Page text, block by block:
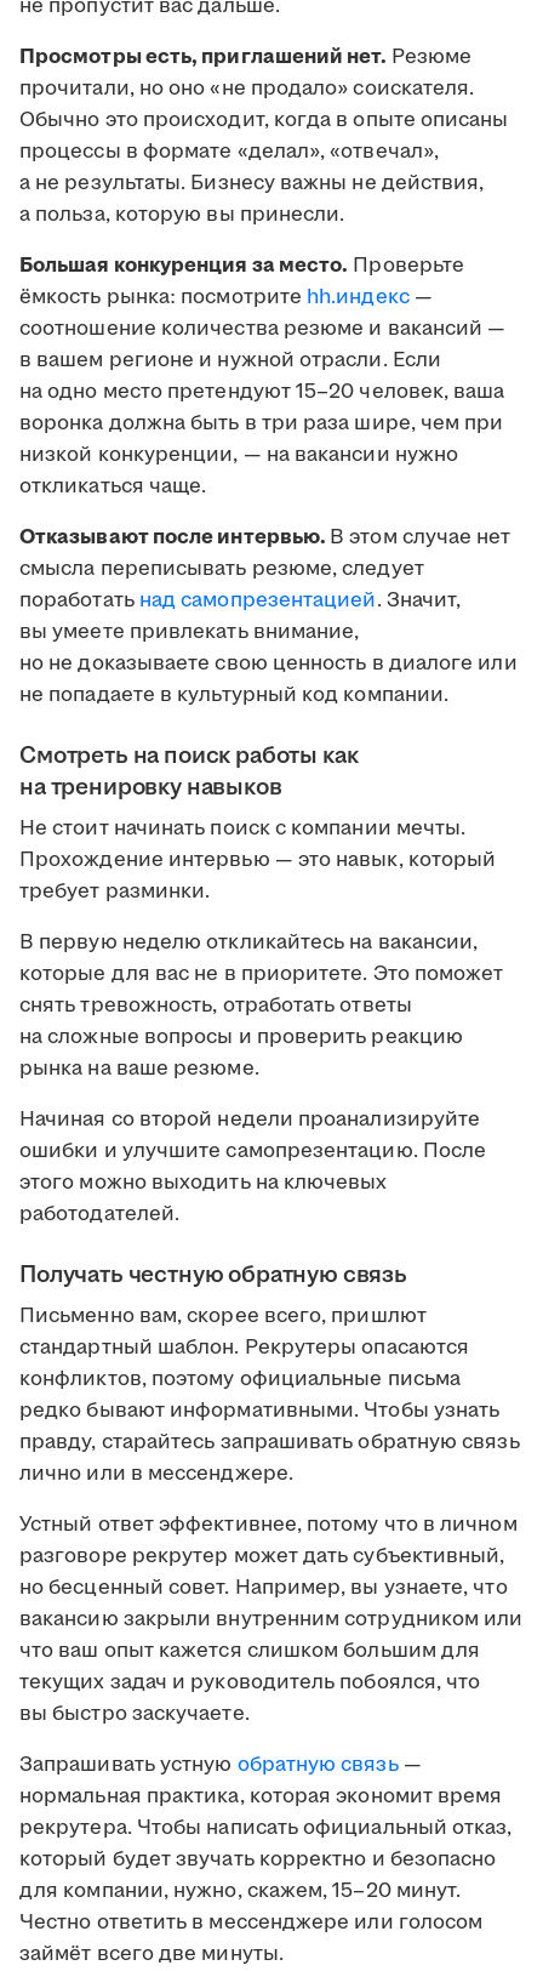
не пропустит вас дальше.
Просмотры есть, приглашений нет. Резюме
прочитали, но оно «не продало» соискателя.
Обычно это происходит, когда в опыте описаны
процессы в формате «делал», «отвечал»,
а не результаты. Бизнесу важны не действия,
а польза, которую вы принесли.
Большая конкуренция за место. Проверьте
ёмкость рынка: посмотрите hh.индекс—
соотношение количества резюме и вакансий —
в вашем регионе и нужной отрасли. Если
на одно место претендуют 15–20 человек, ваша
воронка должна быть в три раза шире, чем при
низкой конкуренции, — на вакансии нужно
откликаться чаще.
Отказывают после интервью. В этом случае нет
смысла переписывать резюме, следует
поработать над самопрезентацией. Значит,
вы умеете привлекать внимание,
но не доказываете свою ценность в диалоге или
не попадаете в культурный код компании.
Смотреть на поиск работы как
на тренировку навыков
Не стоит начинать поиск с компании мечты.
Прохождение интервью — это навык, который
требует разминки.
В первую неделю откликайтесь на вакансии,
которые для вас не в приоритете. Это поможет
снять тревожность, отработать ответы
на сложные вопросы и проверить реакцию
рынка на ваше резюме.
Начиная со второй недели проанализируйте
ошибки и улучшите самопрезентацию. После
этого можно выходить на ключевых
работодателей.
Получать честную обратную связь
Письменно вам, скорее всего, пришлют
стандартный шаблон. Рекрутеры опасаются
конфликтов, поэтому официальные письма
редко бывают информативными. Чтобы узнать
правду, старайтесь запрашивать обратную связь
лично или в мессенджере.
Устный ответ эффективнее, потому что в личном
разговоре рекрутер может дать субъективный,
но бесценный совет. Например, вы узнаете, что
вакансию закрыли внутренним сотрудником или
что ваш опыт кажется слишком большим для
текущих задач и руководитель побоялся, что
вы быстро заскучаете.
Запрашивать устную обратную связь—
нормальная практика, которая экономит время
рекрутера. Чтобы написать официальный отказ,
который будет звучать корректно и безопасно
для компании, нужно, скажем, 15–20 минут.
Честно ответить в мессенджере или голосом
займёт всего две минуты.